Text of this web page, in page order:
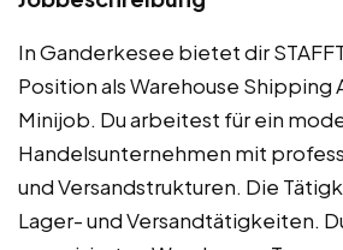
In Ganderkesee bietet dir
Position als Warehouse Shipping
Minijob. Du arbeitest für ein
Handelsunternehmen mit
und Versandstrukturen. Die
Lager- und Versandtätigkeiten.